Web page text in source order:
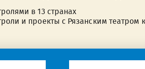
в 13 странах
и проекты с Рязанским театром